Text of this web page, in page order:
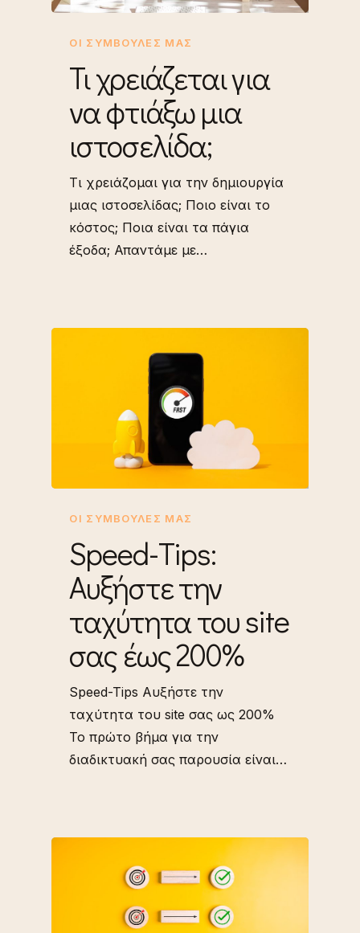
ΟΙ ΣΥΜΒΟΥΛΈΣ ΜΑΣ
Τι χρειάζεται για
να φτιάξω μια
ιστοσελίδα;
Τι χρειάζομαι για την δημιουργία
μιας ιστοσελίδας; Ποιο είναι το
κόστος; Ποια είναι τα πάγια
έξοδα; Απαντάμε με…
ΟΙ ΣΥΜΒΟΥΛΈΣ ΜΑΣ
Speed-Tips:
Αυξήστε την
ταχύτητα του site
σας έως 200%
Speed-Tips Αυξήστε την
ταχύτητα του site σας ως 200%
Το πρώτο βήμα για την
διαδικτυακή σας παρουσία είναι…